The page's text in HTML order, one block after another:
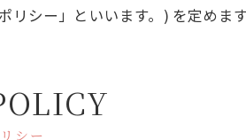
シー」といいます。) を定めます
シー